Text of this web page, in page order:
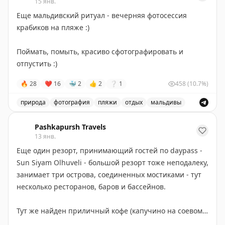
транзитную локацию, где еще чуть задержимся.
8. Чернопёрая акулка на охоте
9. Красивые фиолетовые рыбки на рифе
Еще мальдивский ритуал - вечерняя фотосессия
крабиков на пляже :)
Поймать, помыть, красиво сфотографировать и
отпустить :)
🔥 28 ❤ 16 🐳 2 👍 2 ❔ 1 458 (10.7%)
природа фотография пляжи отдых мальдивы
Pashkapursh Travels
13 янв.
Еще один резорт, принимающий гостей по daypass -
Sun Siyam Olhuveli - большой резорт тоже неподалеку,
занимает три острова, соединенных мостиками - тут
несколько ресторанов, баров и бассейнов.
Тут же найден приличный кофе (капучино на соевом